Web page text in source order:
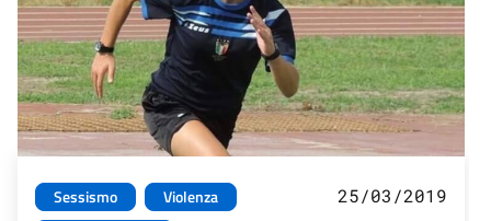
Sessismo
Violenza
25/03/2019